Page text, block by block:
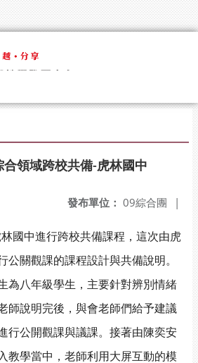
領域跨校共備-虎林國中
發布單位： 09綜合團 |
國中進行跨校共備課程，這次由虎
公關觀課的課程設計與共備說明。
為八年級學生，主要針對辨別情緒
師說明完後，與會老師們給予建議
行公開觀課與議課。接著由陳奕安
教學當中，老師利用大屏互動的模